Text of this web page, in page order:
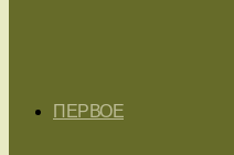
ПЕРВОЕ